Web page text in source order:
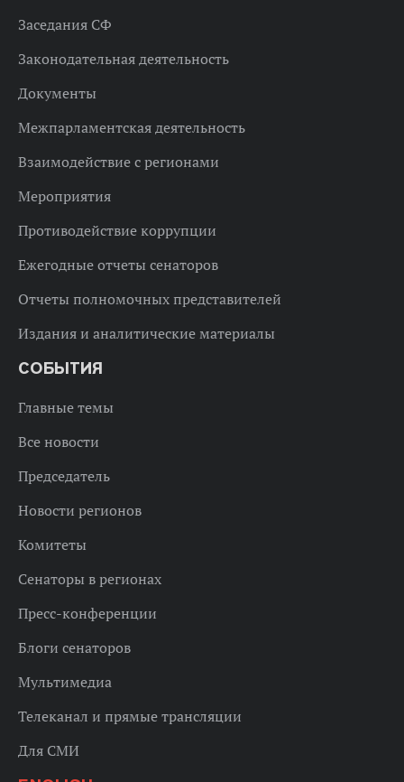
Заседания СФ
Законодательная деятельность
Документы
Межпарламентская деятельность
Взаимодействие с регионами
Мероприятия
Противодействие коррупции
Ежегодные отчеты сенаторов
Отчеты полномочных представителей
Издания и аналитические материалы
СОБЫТИЯ
Главные темы
Все новости
Председатель
Новости регионов
Комитеты
Сенаторы в регионах
Пресс-конференции
Блоги сенаторов
Мультимедиа
Телеканал и прямые трансляции
Для СМИ